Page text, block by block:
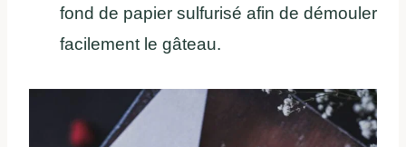
fond de papier sulfurisé afin de démouler
facilement le gâteau.